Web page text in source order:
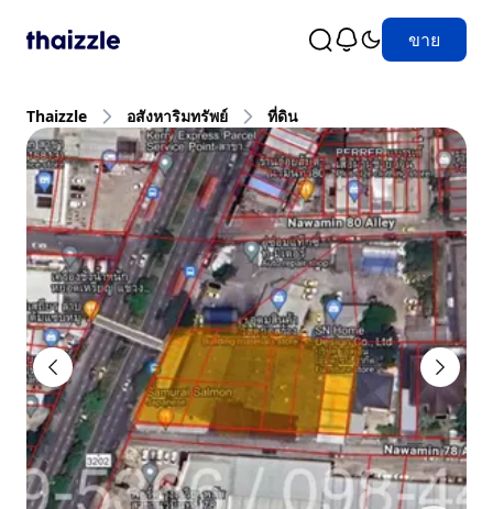
ขาย
Thaizzle อสังหาริมทรัพย์ ที่ดิน